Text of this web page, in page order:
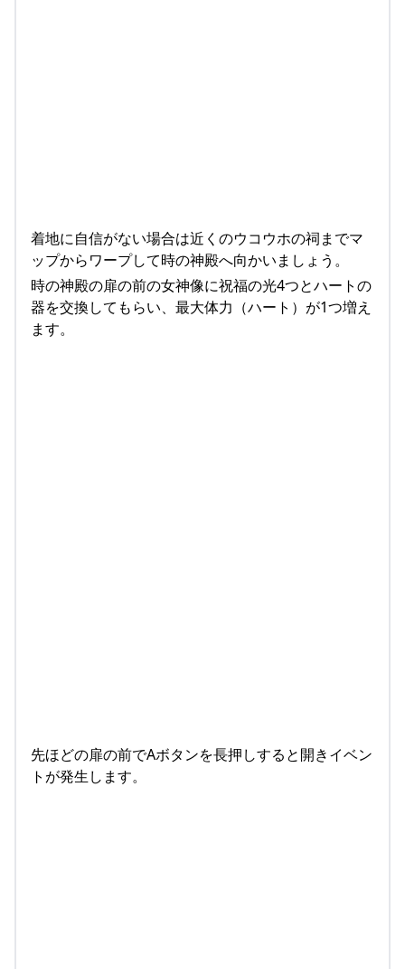
着地に自信がない場合は近くのウコウホの祠までマ
ップからワープして時の神殿へ向かいましょう。
時の神殿の扉の前の女神像に祝福の光4つとハートの
器を交換してもらい、最大体力（ハート）が1つ増え
ます。
先ほどの扉の前でAボタンを長押しすると開きイベン
トが発生します。